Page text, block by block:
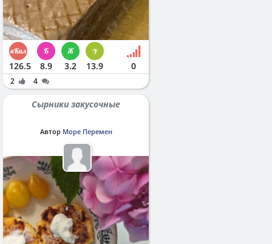
126.5 8.9 3.2 13.9 0
2 4
Сырники закусочные
Автор Море Перемен